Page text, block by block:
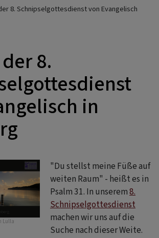
8. Schnipselgottesdienst von Evangelisch
8.
in
Lulla
"Du stellst meine Füße auf
weiten Raum" - heißt es in
Psalm 31. In unserem8.
Schnipselgottesdienst
machen wir uns auf die
Suche nach dieser Weite.